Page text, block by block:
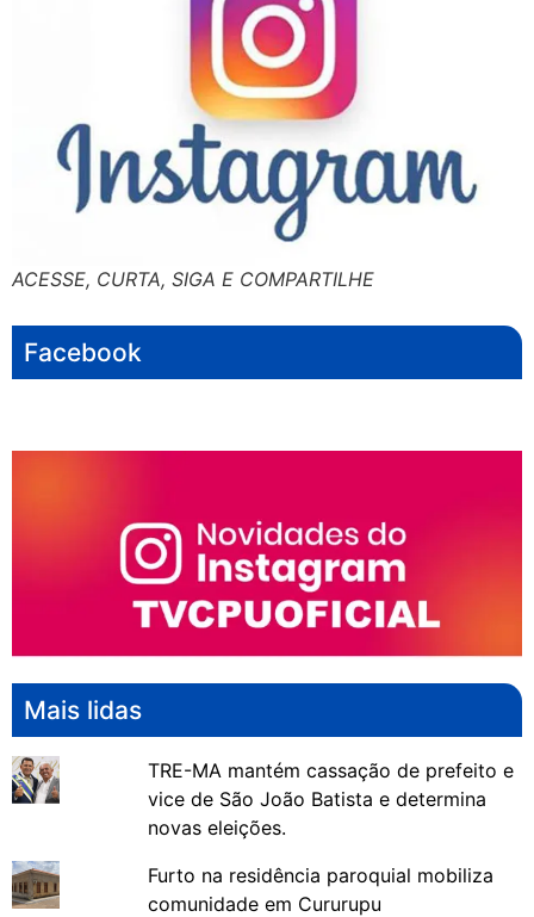
ACESSE, CURTA, SIGA E COMPARTILHE
Facebook
Mais lidas
TRE-MA mantém cassação de prefeito e
vice de São João Batista e determina
novas eleições.
Furto na residência paroquial mobiliza
comunidade em Cururupu